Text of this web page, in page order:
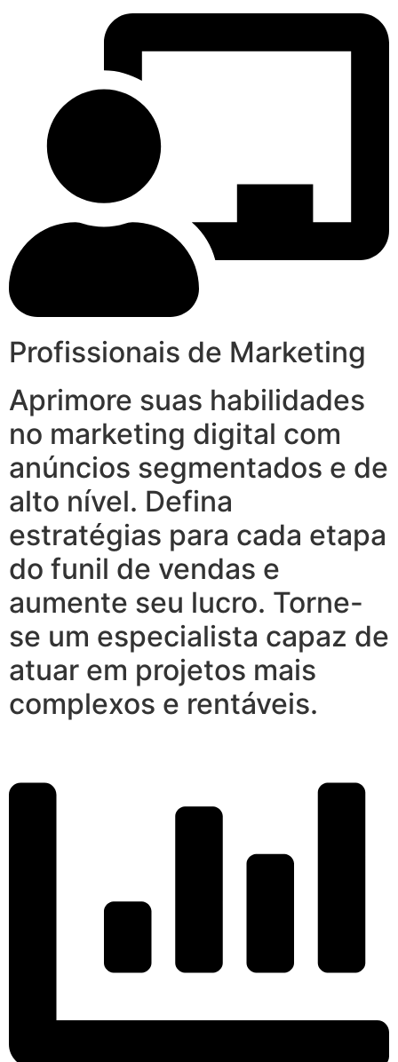
Profissionais de Marketing
Aprimore suas habilidades
no marketing digital com
anúncios segmentados e de
alto nível. Defina
estratégias para cada etapa
do funil de vendas e
aumente seu lucro. Torne-
se um especialista capaz de
atuar em projetos mais
complexos e rentáveis.